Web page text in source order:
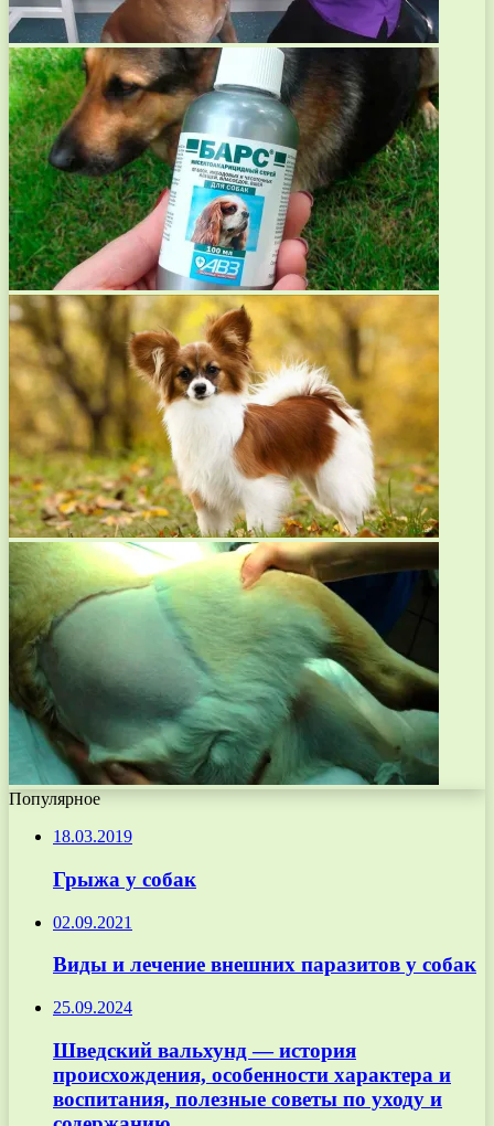
Популярное
18.03.2019
Грыжа у собак
02.09.2021
Виды и лечение внешних паразитов у собак
25.09.2024
Шведский вальхунд — история
происхождения, особенности характера и
воспитания, полезные советы по уходу и